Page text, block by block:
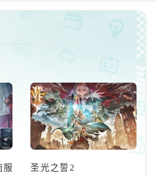
式简单明了，但容错率很低。这
32支队伍被平均分为A组和B
本届赛事总计有32支队伍参赛，
总奖金池达到302.5万美元，而
群组赛阶段将决定哪些队伍能够
则也非常残酷：每个小组只有5支
队伍能够晋级，容错空间极低，
因此从首日开始，竞争就会迅速
升温。首日比赛的焦点，无疑落
在A组身上。官方赛程显示，PM
W
服 圣光之誓2